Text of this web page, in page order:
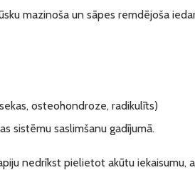
mazinoša un sāpes remdējoša
osteohondroze, radikulīts)
sistēmu saslimšanu gadījumā.
nedrīkst pielietot akūtu iekaisumu,